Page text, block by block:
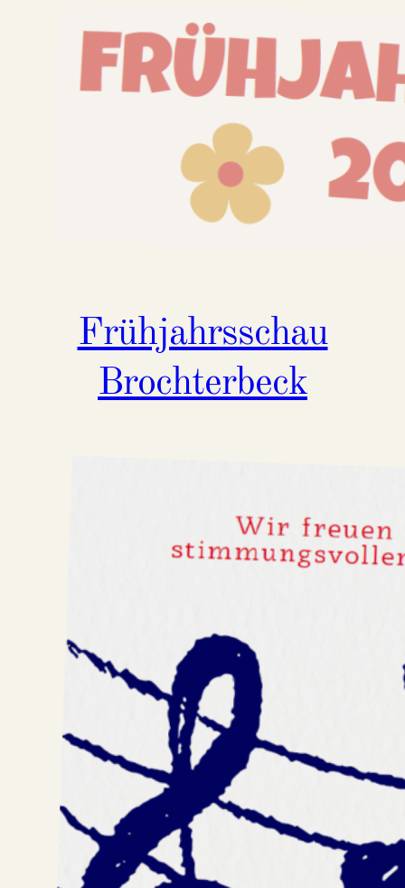
Frühjahrsschau
Brochterbeck